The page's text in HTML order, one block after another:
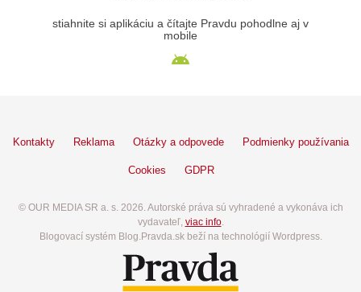
stiahnite si aplikáciu a čítajte Pravdu pohodlne aj v
mobile
Kontakty Reklama Otázky a odpovede Podmienky používania
Cookies GDPR
© OUR MEDIA SR a. s. 2026. Autorské práva sú vyhradené a vykonáva ich
vydavateľ, viac info.
Blogovací systém Blog.Pravda.sk beží na technológií Wordpress.